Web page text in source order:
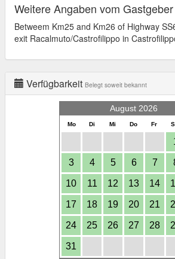
Weitere Angaben vom Gastgeber
Betweem Km25 and Km26 of Highway
exit Racalmuto/Castrofilippo in
Verfügbarkeit Belegt soweit bekannt
August 2026
Mo Di Mi Do Fr
3 4 5 6 7
10 11 12 13 14
17 18 19 20 21
24 25 26 27 28
31